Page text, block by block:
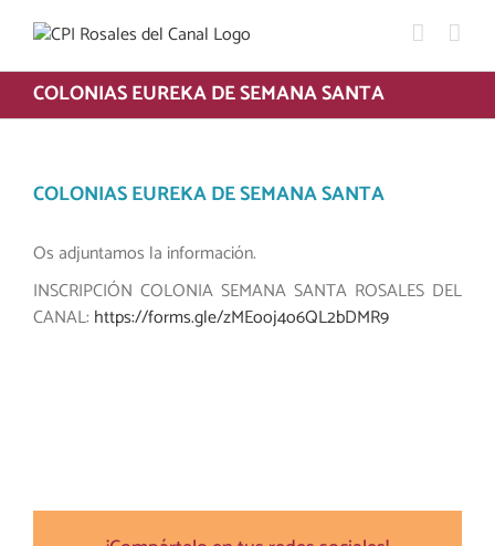
contenido
COLONIAS EUREKA DE SEMANA SANTA
COLONIAS EUREKA DE SEMANA SANTA
Os adjuntamos la información.
INSCRIPCIÓN COLONIA SEMANA SANTA ROSALES DEL
CANAL: https://forms.gle/zMEooj4o6QL2bDMR9